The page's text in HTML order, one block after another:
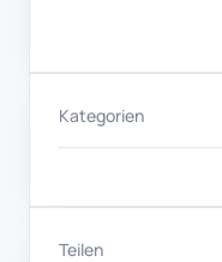
Kategorien
Teilen